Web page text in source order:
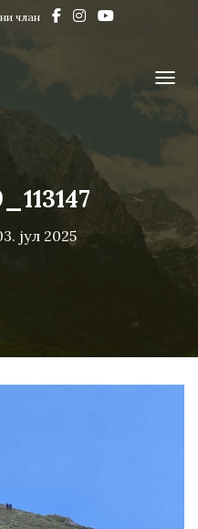
члан
јул 2025